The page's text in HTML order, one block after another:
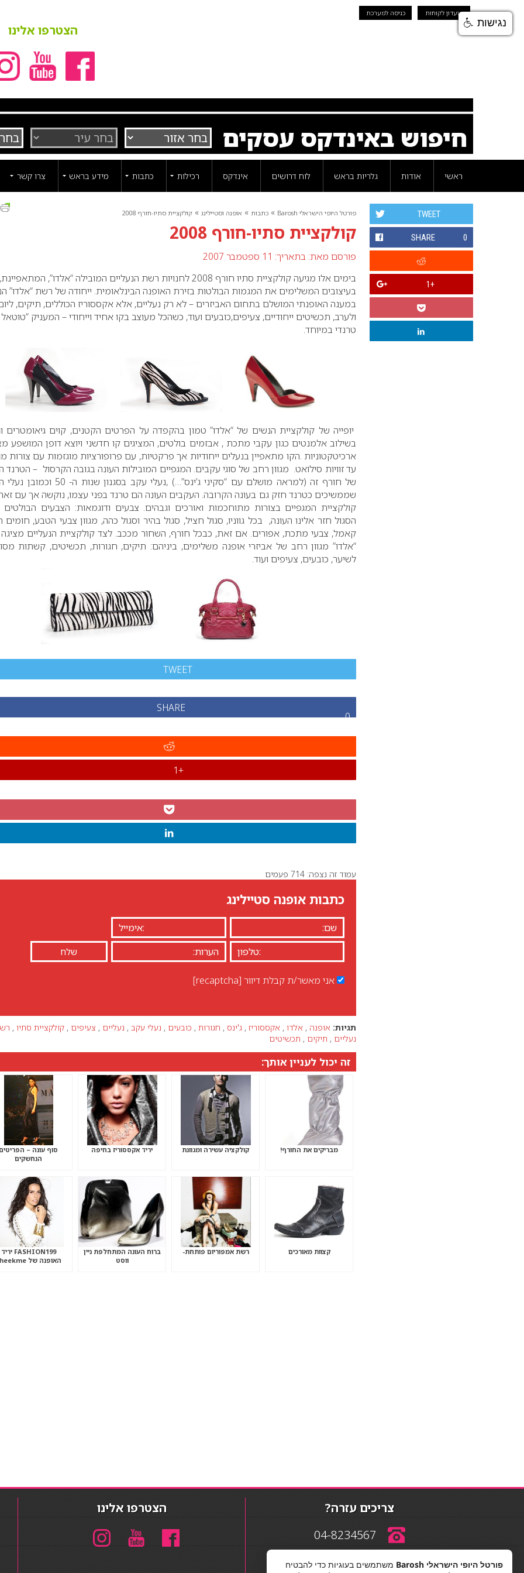
מועדון לקוחות כניסה למערכת
הצטרפו אלינו
חיפוש באינדקס עסקים
ראשי אודות גלריות בראש לוח דרושים אינדקס רכילות כתבות מידע בראש צרו קשר
פורטל היופי הישראלי Barosh » כתבות » אופנה וסטיילינג » קולקציית סתיו-חורף 2008
קולקציית סתיו-חורף 2008
פורסם מאת: בתאריך: 11 ספטמבר 2007
TWEET
SHARE 0
+1
בימים אלו מגיעה קולקציית סתיו חורף 2008 לחנויות רשת הנעליים המובילה “אלדו”, המתאפיינת,
בעיצובים המשלימים את המגמות הבולטות בזירת האופנה הבינלאומית. ייחודה של רשת “אלדו”
במענה האופנתי המושלם בתחום האביזרים – לא רק נעליים, אלא אקססוריז הכוללים, תיקים,
ולערב, תכשיטים ייחודיים, צעיפים,כובעים ועוד, כשהכל מעוצב בקו אחיד וייחודי – המעניק “טוטאל
טרנדי במיוחד.
יופייה של קולקציית הנשים של “אלדו” טמון בהקפדה על הפרטים הקטנים, קוים גיאומטרים
בשילוב אלמנטים כגון עקבי מתכת , אבזמים בולטים, המציגים קו חדשני ויוצא דופן המושפע
ארכיטקטוניות .הקו מתאפיין בנעלים ייחודיות אך פרקטיות, עם פרופורציות מוגזמות עם צורות
עד זוויות סילואט. מגוון רחב של סוגי עקבים. המגפיים המובילות העונה בגובה הקרסול – הטרנד
של חורף זה (למראה מושלם עם “סקיני ג’ינס”…) ,נעלי עקב בסגנון
שממשיכים כטרנד חזק גם בעונה הקרובה. העקבים העונה הם טרנד בפני עצמו, נוקשה אך עם
קולקציית המגפיים בצורות מתוחכמות ואורכים וגבהים. צבעים ודוגמאות: הצבעים הבולטים
הסגול חזר אלינו העונה, בכל גווניו, סגול חציל, סגול בהיר וסגול כהה, מגוון צבעי הטבע, חומים
קאמל, צבעי מתכת, אפורים. אם זאת, כבכל חורף, השחור מככב. לצד קולקציית הנעליים
“אלדו” מגוון רחב של אביזרי אופנה משלימים, ביניהם: תיקים, חגורות, תכשיטים, קשתות
לשיער, כובעים, צעיפים ועוד.
TWEET
SHARE
0
+1
עמוד זה נצפה: 714 פעמים
כתבות אופנה סטיילינג
אני מאשר/ת קבלת דיוור [recaptcha]
תגיות: אופנה , אלדו , אקססוריז , ג'ינס , חגורות , כובעים , נעלי עקב , נעליים , צעיפים , קולקציית סתיו ,
נעליים , תיקים , תכשיטים
זה יכול לעניין אותך:
מבריקים את החורף! קולקציה עשירה ומגוונת יריד אקססוריז בחיפה
סוף עונה –
הנחשקים
קצוות מאורכים רשת אמפוריום פותחת-
ברוח העונה המתחלפת ניין
ווסט
FASHION199 יריד
האופנה של sheekme
צריכים עזרה?
04-8234567
info@barosh.co.il
הצטרפו אלינו
פורטל היופי הישראלי Barosh
משתמשים בעוגיות כדי להבטיח
נגישות